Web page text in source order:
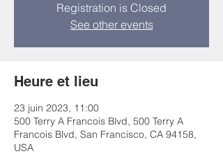
Registration is Closed
See other events
Heure et lieu
23 juin 2023, 11:00
500 Terry A Francois Blvd, 500 Terry A
Francois Blvd, San Francisco, CA 94158,
USA